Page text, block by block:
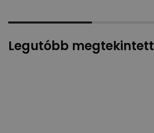
Legutóbb megtekintett